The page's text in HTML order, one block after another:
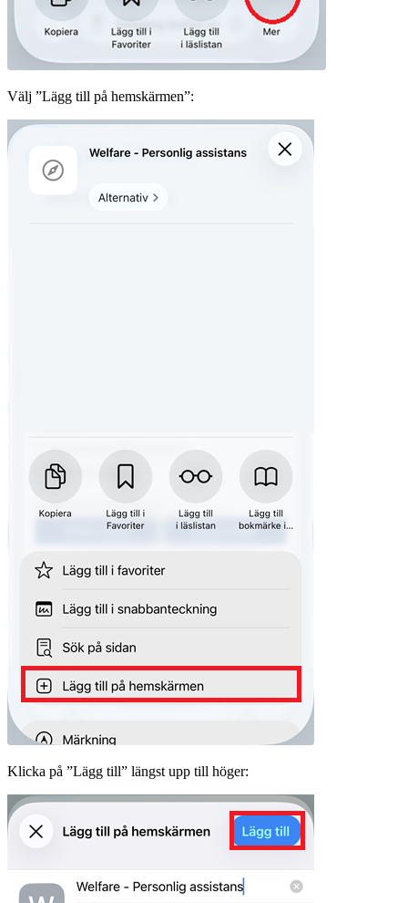
Välj ”Lägg till på hemskärmen”:
Klicka på ”Lägg till” längst upp till höger: